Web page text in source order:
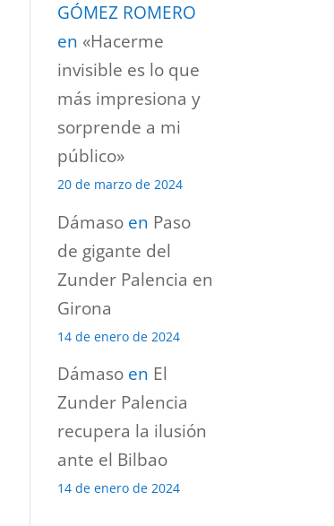
GÓMEZ ROMERO
en «Hacerme
invisible es lo que
más impresiona y
sorprende a mi
público»
20 de marzo de 2024
Dámaso en Paso
de gigante del
Zunder Palencia en
Girona
14 de enero de 2024
Dámaso en El
Zunder Palencia
recupera la ilusión
ante el Bilbao
14 de enero de 2024